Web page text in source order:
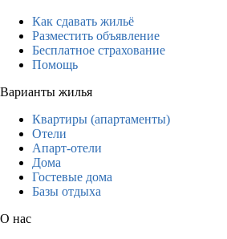
Как сдавать жильё
Разместить объявление
Бесплатное страхование
Помощь
Варианты жилья
Квартиры (апартаменты)
Отели
Апарт-отели
Дома
Гостевые дома
Базы отдыха
О нас